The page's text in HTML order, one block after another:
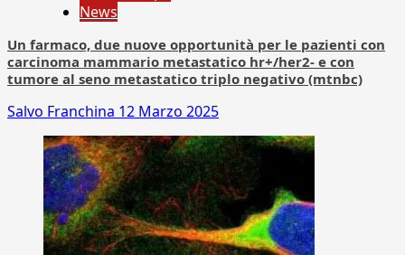
News
Un farmaco, due nuove opportunità per le pazienti con
carcinoma mammario metastatico hr+/her2- e con
tumore al seno metastatico triplo negativo (mtnbc)
Salvo Franchina 12 Marzo 2025